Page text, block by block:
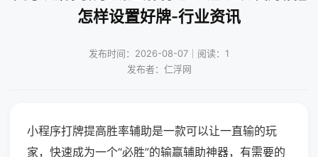
怎样设置好牌-行业资讯
发布时间：2026-08-07｜阅读：1
发布者：仁浮网
小程序打牌提高胜率辅助是一款可以让一直输的玩
家，快速成为一个“必胜”的输赢辅助神器，有需要的